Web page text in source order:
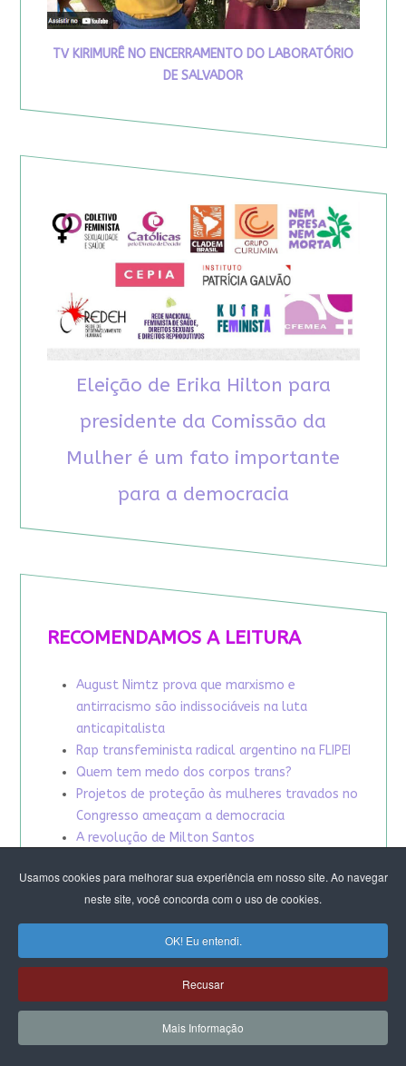
Usamos cookies para melhorar sua experiência em nosso site. Ao navegar
neste site, você concorda com o uso de cookies.
OK! Eu entendi.
Recusar
Mais Informação
TV KIRIMURÊ NO ENCERRAMENTO DO LABORATÓRIO
DE SALVADOR
Eleição de Erika Hilton para
presidente da Comissão da
Mulher é um fato importante
para a democracia
RECOMENDAMOS A LEITURA
August Nimtz prova que marxismo e
antirracismo são indissociáveis na luta
anticapitalista
Rap transfeminista radical argentino na FLIPEI
Quem tem medo dos corpos trans?
Projetos de proteção às mulheres travados no
Congresso ameaçam a democracia
A revolução de Milton Santos